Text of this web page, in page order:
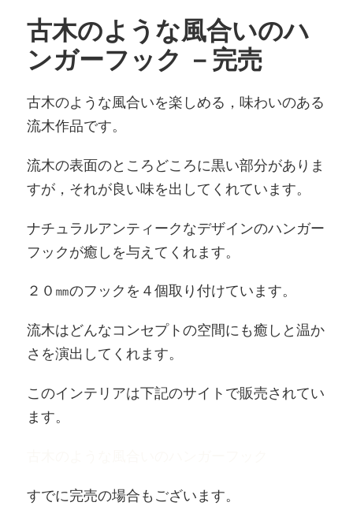
古木のような風合いのハ
ンガーフック －完売
古木のような風合いを楽しめる，味わいのある
流木作品です。
流木の表面のところどころに黒い部分がありま
すが，それが良い味を出してくれています。
ナチュラルアンティークなデザインのハンガー
フックが癒しを与えてくれます。
２０㎜のフックを４個取り付けています。
流木はどんなコンセプトの空間にも癒しと温か
さを演出してくれます。
このインテリアは下記のサイトで販売されてい
ます。
すでに完売の場合もございます。